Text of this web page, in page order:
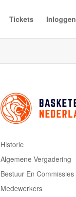
Tickets Inloggen
Historie
Algemene Vergadering
Bestuur En Commissies
Medewerkers